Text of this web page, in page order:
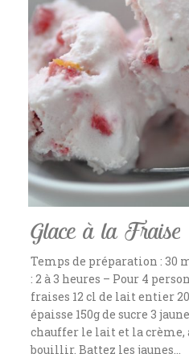
Glace à la Fraise
Temps de préparation : 30
: 2 à 3 heures – Pour 4
fraises 12 cl de lait entier
épaisse 150g de sucre 3
chauffer le lait et la crème,
bouillir. Battez les jaunes…